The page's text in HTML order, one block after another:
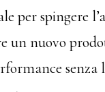
per spingere
un nuovo
senza